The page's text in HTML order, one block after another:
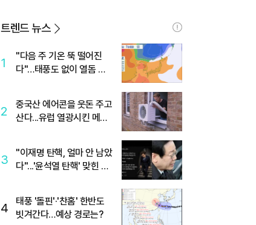
트렌드 뉴스
1
"다음 주 기온 뚝 떨어진
다"…태풍도 없이 열돔 박
2
중국산 에어콘을 웃돈 주고
산다...유럽 열광시킨 메이
3
"이재명 탄핵, 얼마 안 남았
다"...'윤석열 탄핵' 맞힌 무
4
태풍 '돌핀'·'찬홈' 한반도
빗겨간다…예상 경로는?